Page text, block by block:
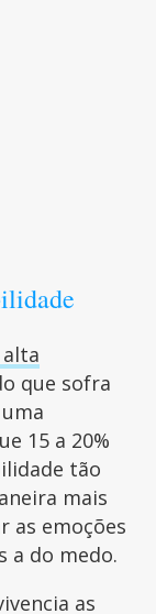
que sofra
15 a 20%
tão
mais
as emoções
a do medo.
as